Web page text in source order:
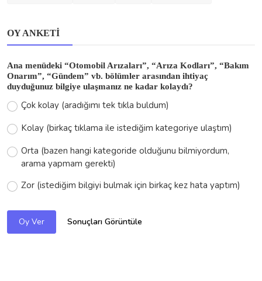
OY ANKETI
Ana menüdeki “Otomobil Arızaları”, “Arıza Kodları”, “Bakım
Onarım”, “Gündem” vb. bölümler arasından ihtiyaç
duyduğunuz bilgiye ulaşmanız ne kadar kolaydı?
Çok kolay (aradığımı tek tıkla buldum)
Kolay (birkaç tıklama ile istediğim kategoriye ulaştım)
Orta (bazen hangi kategoride olduğunu bilmiyordum,
arama yapmam gerekti)
Zor (istediğim bilgiyi bulmak için birkaç kez hata yaptım)
Oy Ver Sonuçları Görüntüle